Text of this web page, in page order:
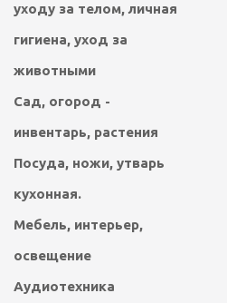
ростеры,
кексницы
соковарки
уходу за телом, личная
гигиена, уход за
животными
Сад, огород -
инвентарь, растения
Посуда, ножи, утварь
кухонная.
Мебель, интерьер,
освещение
Аудиотехника